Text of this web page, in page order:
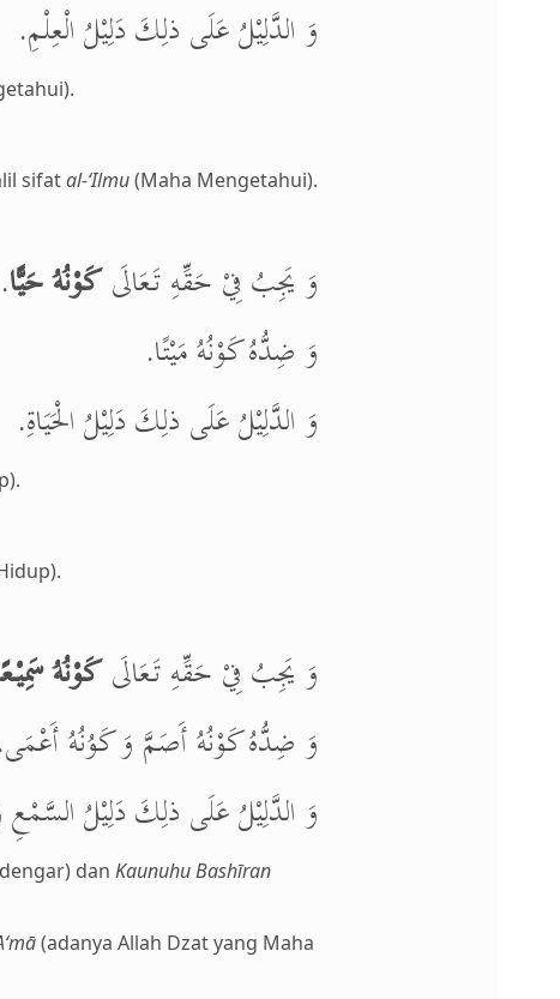
وَ الدَّلِيْلُ عَلَى ذلِكَ دَلِيْلُ الْعِلْمِ.
sifatal-‘Ilmu(Maha Mengetahui).
وَ يَجِبُ فِيْ حَقِّهِ تَعَالَىكَوْنُهُ حَيًّا.
وَ ضِدُّهُ كَوْنُهُ مَيْتًا.
وَ الدَّلِيْلُ عَلَى ذلِكَ دَلِيْلُ الْحَيَاةِ.
وَ يَجِبُ فِيْ حَقِّهِ تَعَالَىكَوْنُهُ
وَ ضِدُّهُ كَوْنُهُ أَصَمَّ وَ كَوُنُهُ أَعْمَى.
وَ الدَّلِيْلُ عَلَى ذلِكَ دَلِيْلُ السَّمْعِ
dan Kaunuhu Bashīran
(adanya Allah Dzat yang Maha